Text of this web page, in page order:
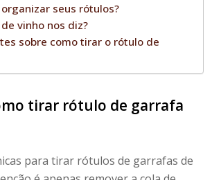
seus rótulos?
vinho nos diz?
sobre como tirar o rótulo de
tirar rótulo de garrafa
paratirar rótulos de garrafas de